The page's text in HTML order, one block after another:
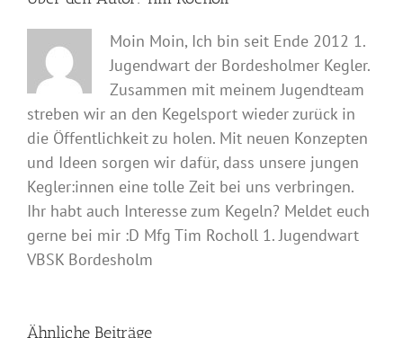
Moin Moin, Ich bin seit Ende 2012 1.
Jugendwart der Bordesholmer Kegler.
Zusammen mit meinem Jugendteam
streben wir an den Kegelsport wieder zurück in
die Öffentlichkeit zu holen. Mit neuen Konzepten
und Ideen sorgen wir dafür, dass unsere jungen
Kegler:innen eine tolle Zeit bei uns verbringen.
Ihr habt auch Interesse zum Kegeln? Meldet euch
gerne bei mir :D Mfg Tim Rocholl 1. Jugendwart
VBSK Bordesholm
Ähnliche Beiträge